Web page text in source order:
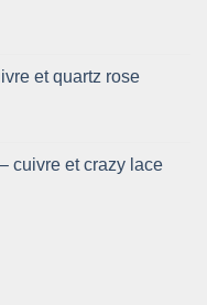
et quartz rose
cuivre et crazy lace